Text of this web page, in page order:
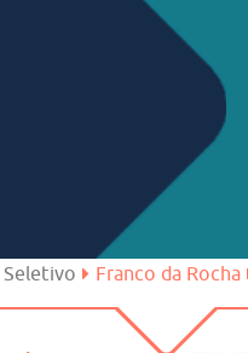
de Vasconcelos
José dos Campos
Seletivo Franco da Rocha